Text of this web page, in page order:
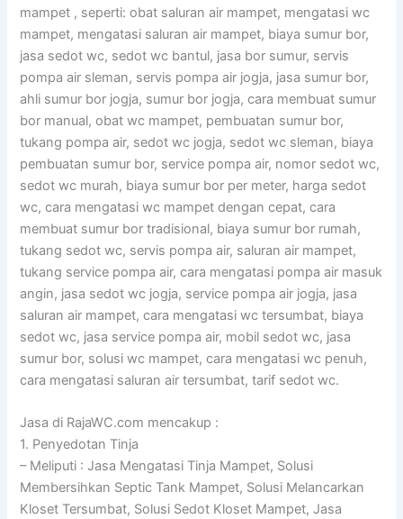
mampet , seperti: obat saluran air mampet, mengatasi wc
mampet, mengatasi saluran air mampet, biaya sumur bor,
jasa sedot wc, sedot wc bantul, jasa bor sumur, servis
pompa air sleman, servis pompa air jogja, jasa sumur bor,
ahli sumur bor jogja, sumur bor jogja, cara membuat sumur
bor manual, obat wc mampet, pembuatan sumur bor,
tukang pompa air, sedot wc jogja, sedot wc sleman, biaya
pembuatan sumur bor, service pompa air, nomor sedot wc,
sedot wc murah, biaya sumur bor per meter, harga sedot
wc, cara mengatasi wc mampet dengan cepat, cara
membuat sumur bor tradisional, biaya sumur bor rumah,
tukang sedot wc, servis pompa air, saluran air mampet,
tukang service pompa air, cara mengatasi pompa air masuk
angin, jasa sedot wc jogja, service pompa air jogja, jasa
saluran air mampet, cara mengatasi wc tersumbat, biaya
sedot wc, jasa service pompa air, mobil sedot wc, jasa
sumur bor, solusi wc mampet, cara mengatasi wc penuh,
cara mengatasi saluran air tersumbat, tarif sedot wc.
Jasa di RajaWC.com mencakup :
1. Penyedotan Tinja
– Meliputi : Jasa Mengatasi Tinja Mampet, Solusi
Membersihkan Septic Tank Mampet, Solusi Melancarkan
Kloset Tersumbat, Solusi Sedot Kloset Mampet, Jasa